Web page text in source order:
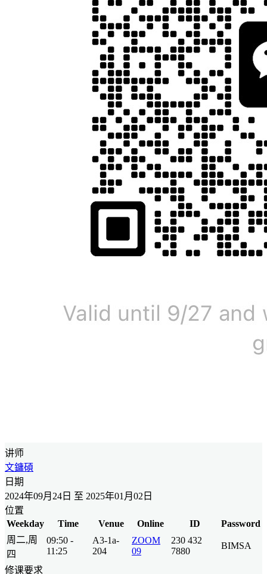
讲师
文鏞碩
日期
2024年09月24日 至 2025年01月02日
位置
Weekday
Time Venue Online ID
Password
周二,周
四
09:50 -
11:25
A3-1a-
204
ZOOM
09
230 432
7880
BIMSA
修课要求